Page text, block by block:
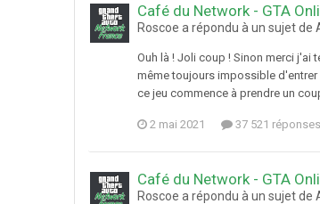
Café du Network - GTA
Roscoe a répondu à un sujet de
Ouh là ! Joli coup ! Sinon merci
même toujours impossible
ce jeu commence à prendre un
2 mai 2021 37 521 réponses
Café du Network - GTA
Roscoe a répondu à un sujet de